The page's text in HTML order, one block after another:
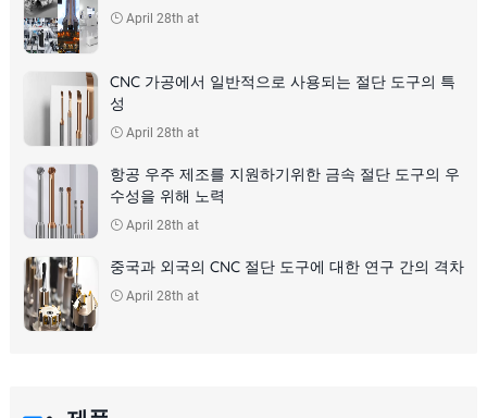
April 28th at
CNC 가공에서 일반적으로 사용되는 절단 도구의 특
성
April 28th at
항공 우주 제조를 지원하기위한 금속 절단 도구의 우
수성을 위해 노력
April 28th at
중국과 외국의 CNC 절단 도구에 대한 연구 간의 격차
April 28th at